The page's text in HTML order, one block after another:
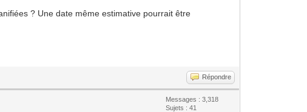
? Une date même estimative pourrait être
Répondre
Messages : 3,318
Sujets : 41